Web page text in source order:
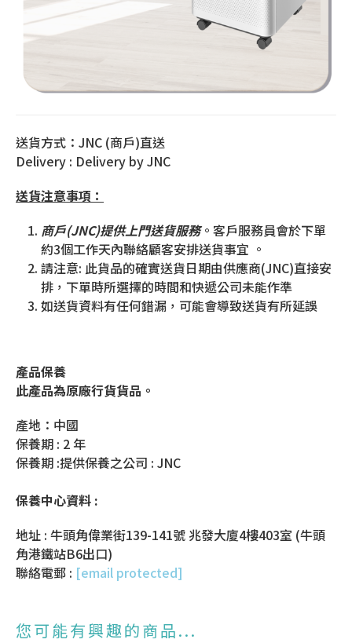
送貨方式：JNC (商戶)直送
Delivery : Delivery by JNC
送貨注意事項：
商戶(JNC)提供上門送貨服務。客戶服務員會於下單
約3個工作天內聯絡顧客安排送貨事宜 。
請注意: 此貨品的確實送貨日期由供應商(JNC)直接安
排，下單時所選擇的時間和快遞公司未能作準
如送貨資料有任何錯漏，可能會導致送貨有所延誤
產品保養
此產品為原廠行貨貨品。
產地：中國
保養期 : 2 年
保養期 :提供保養之公司 : JNC
保養中心資料 :
地址 : 牛頭角偉業街139-141號 兆發大廈4樓403室 (牛頭
角港鐵站B6出口)
聯絡電郵 : [email protected]
您可能有興趣的商品...